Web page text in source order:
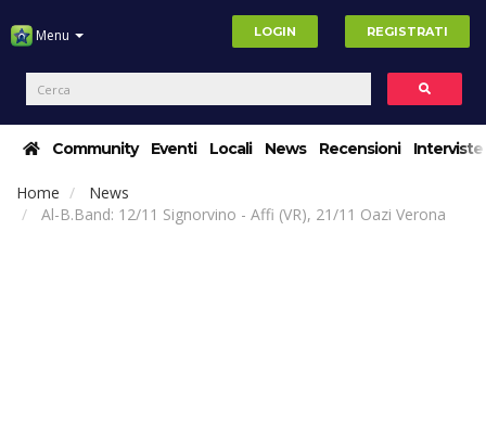
Menu LOGIN REGISTRATI
Community Eventi Locali News Recensioni Interviste
Home
News
Al-B.Band: 12/11 Signorvino - Affi (VR), 21/11 Oazi Verona